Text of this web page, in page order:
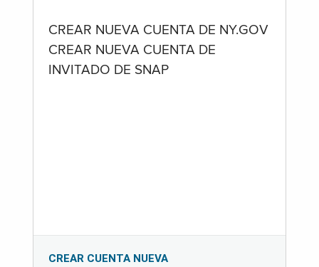
CREAR NUEVA CUENTA DE NY.GOV
CREAR NUEVA CUENTA DE
INVITADO DE SNAP
CREAR CUENTA NUEVA